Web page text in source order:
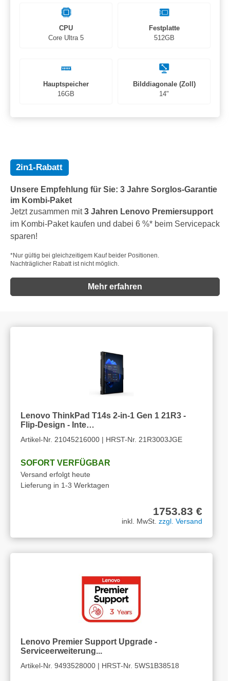
CPU
Core Ultra 5
Festplatte
512GB
Hauptspeicher
16GB
Bilddiagonale (Zoll)
14"
2in1-Rabatt
Unsere Empfehlung für Sie: 3 Jahre Sorglos-Garantie
im Kombi-Paket
Jetzt zusammen mit3 Jahren Lenovo Premiersupport
im Kombi-Paket kaufen und dabei 6 %* beim Servicepack
sparen!
*Nur gültig bei gleichzeitigem Kauf beider Positionen.
Nachträglicher Rabatt ist nicht möglich.
Mehr erfahren
Lenovo ThinkPad T14s 2-in-1 Gen 1 21R3 -
Flip-Design - Inte…
Artikel-Nr. 21045216000 | HRST-Nr. 21R3003JGE
SOFORT VERFÜGBAR
Versand erfolgt heute
Lieferung in 1-3 Werktagen
1753.83 €
inkl. MwSt. zzgl. Versand
Lenovo Premier Support Upgrade -
Serviceerweiterung...
Artikel-Nr. 9493528000 | HRST-Nr. 5WS1B38518